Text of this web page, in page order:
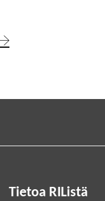
Tietoa RIListä